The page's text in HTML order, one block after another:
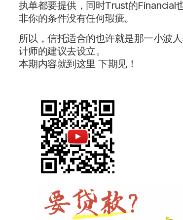
执单都要提供，同时Trust的Financial
非你的条件没有任何瑕疵。
所以，信托适合的也许就是那一小波
计师的建议去设立。
本期内容就到这里 下期见！